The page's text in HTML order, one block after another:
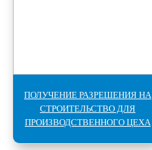
ПОЛУЧЕНИЕ РАЗРЕШЕНИЯ НА
СТРОИТЕЛЬСТВО ДЛЯ
ПРОИЗВОДСТВЕННОГО ЦЕХА